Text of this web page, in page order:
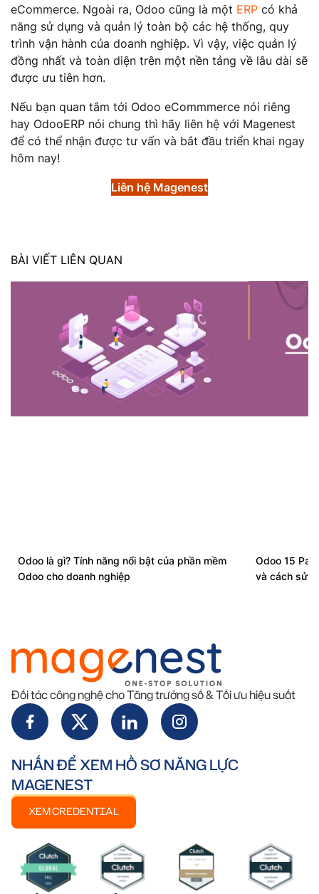
eCommerce. Ngoài ra, Odoo cũng là một ERP có khả
năng sử dụng và quản lý toàn bộ các hệ thống, quy
trình vận hành của doanh nghiệp. Vì vậy, việc quản lý
đồng nhất và toàn diện trên một nền tảng về lâu dài sẽ
được ưu tiên hơn.
Nếu bạn quan tâm tới Odoo eCommmerce nói riêng
hay OdooERP nói chung thì hãy liên hệ với Magenest
để có thể nhận được tư vấn và bắt đầu triển khai ngay
hôm nay!
Liên hệ Magenest
BÀI VIẾT LIÊN QUAN
Odoo là gì? Tính năng nổi bật của phần mềm
Odoo cho doanh nghiệp
Odoo 15
và cách sử
Đối tác công nghệ cho Tăng trưởng số & Tối ưu hiệu suất
NHẤN ĐỂ XEM HỒ SƠ NĂNG LỰC
MAGENEST
XEM CREDENTIAL